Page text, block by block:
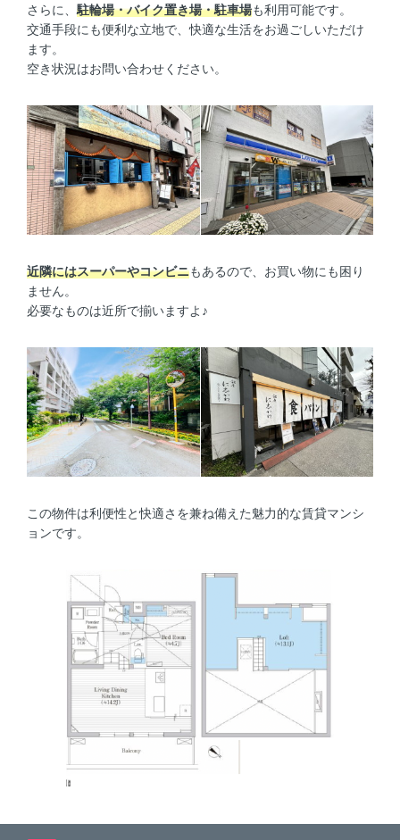
さらに、 駐輪場・バイク置き場・駐車場も利用可能です。
交通手段にも便利な立地で、快適な生活をお過ごしいただけ
ます。
空き状況はお問い合わせください。
近隣にはスーパーやコンビニもあるので、お買い物にも困り
ません。
必要なものは近所で揃いますよ♪
この物件は利便性と快適さを兼ね備えた魅力的な賃貸マンシ
ョンです。